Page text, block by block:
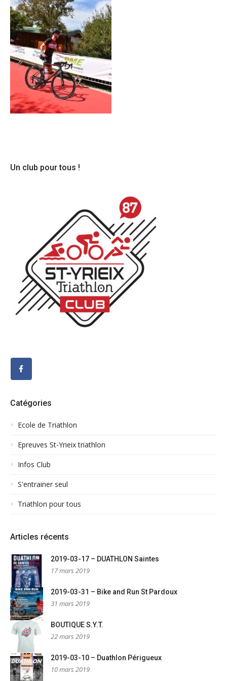
Un club pour tous !
Catégories
Ecole de Triathlon
Epreuves St-Yrieix triathlon
Infos Club
S'entrainer seul
Triathlon pour tous
Articles récents
2019-03-17 – DUATHLON Saintes
17 mars 2019
2019-03-31 – Bike and Run St Pardoux
31 mars 2019
BOUTIQUE S.Y.T.
22 mars 2019
2019-03-10 – Duathlon Périgueux
10 mars 2019